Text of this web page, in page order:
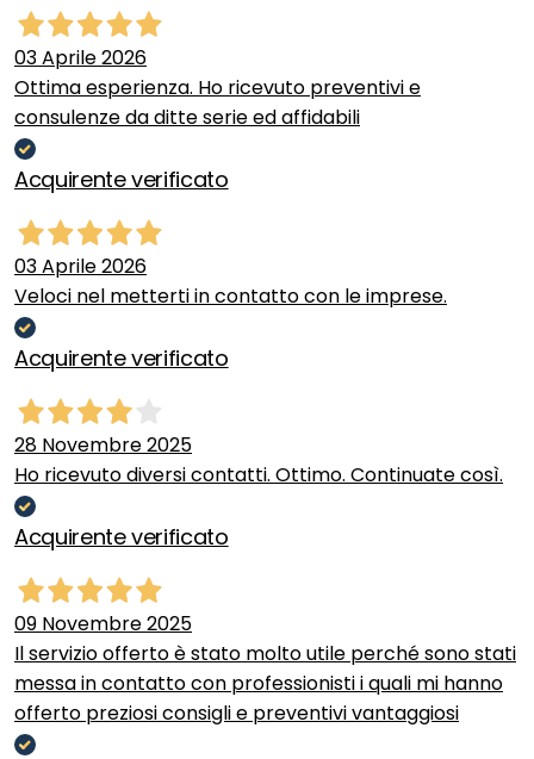
03 Aprile 2026
Ottima esperienza. Ho ricevuto preventivi e
consulenze da ditte serie ed affidabili
Acquirente verificato
03 Aprile 2026
Veloci nel metterti in contatto con le imprese.
Acquirente verificato
28 Novembre 2025
Ho ricevuto diversi contatti. Ottimo. Continuate così.
Acquirente verificato
09 Novembre 2025
Il servizio offerto è stato molto utile perché sono stati
messa in contatto con professionisti i quali mi hanno
offerto preziosi consigli e preventivi vantaggiosi